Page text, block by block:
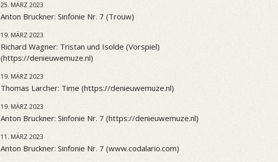
25. MÄRZ 2023
Anton Bruckner: Sinfonie Nr. 7 (Trouw)
19. MÄRZ 2023
Richard Wagner: Tristan und Isolde (Vorspiel)
(https://denieuwemuze.nl)
19. MÄRZ 2023
Thomas Larcher: Time (https://denieuwemuze.nl)
19. MÄRZ 2023
Anton Bruckner: Sinfonie Nr. 7 (https://denieuwemuze.nl)
11. MÄRZ 2023
Anton Bruckner: Sinfonie Nr. 7 (www.codalario.com)